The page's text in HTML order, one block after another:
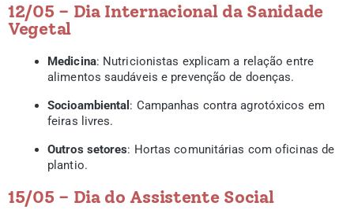
12/05 – Dia Internacional da Sanidade
Vegetal
Medicina: Nutricionistas explicam a relação entre
alimentos saudáveis e prevenção de doenças.
Socioambiental : Campanhas contra agrotóxicos em
feiras livres.
Outros setores: Hortas comunitárias com oficinas de
plantio.
15/05 – Dia do Assistente Social